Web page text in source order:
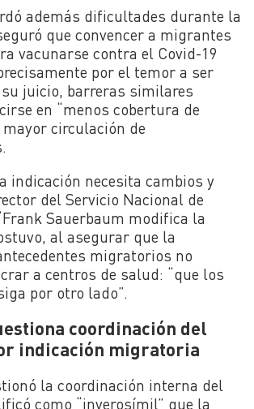
además dificultades durante la
que convencer a migrantes
vacunarse contra el Covid-19
por el temor a ser
juicio, barreras similares
en “menos cobertura de
mayor circulación de
indicación necesita cambios y
del Servicio Nacional de
Sauerbaum modifica la
al asegurar que la
migratorios no
a centros de salud: “que los
por otro lado”.
coordinación del
indicación migratoria
la coordinación interna del
como “inverosímil” que la